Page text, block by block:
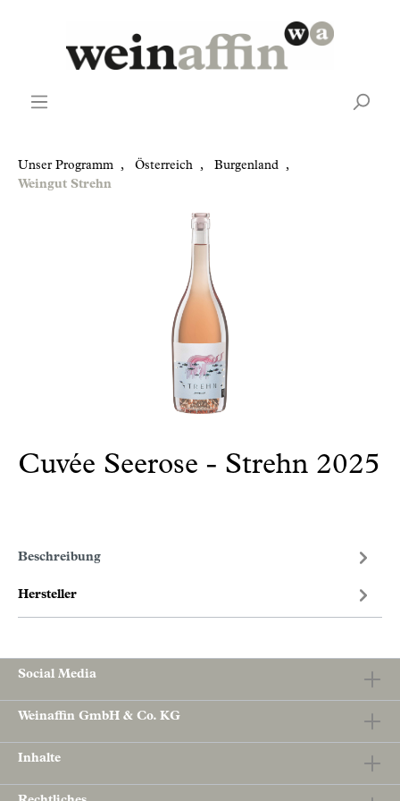
Unser Programm , Österreich , Burgenland
,
Weingut Strehn
Cuvée Seerose - Strehn 2025
Beschreibung
Hersteller
Social Media
Weinaffin GmbH & Co. KG
Inhalte